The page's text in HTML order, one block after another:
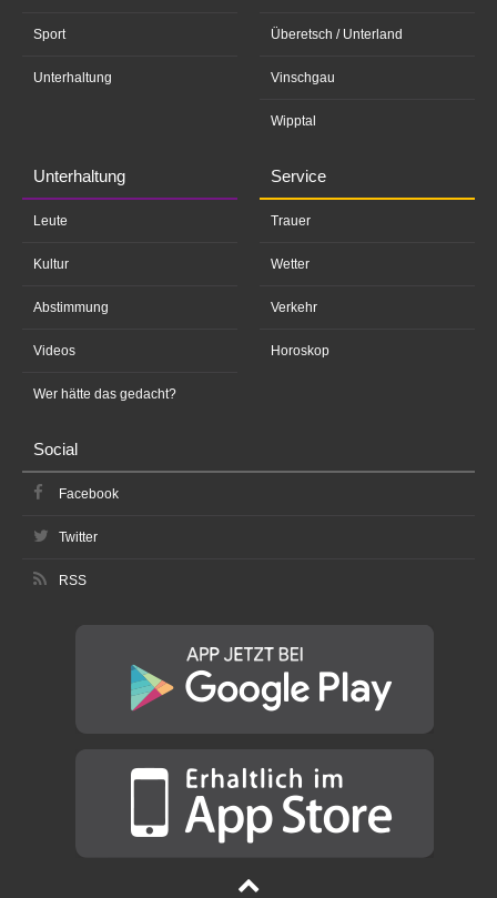
Sport
Unterhaltung
Überetsch / Unterland
Vinschgau
Wipptal
Unterhaltung
Leute
Kultur
Abstimmung
Videos
Wer hätte das gedacht?
Service
Trauer
Wetter
Verkehr
Horoskop
Social
Facebook
Twitter
RSS